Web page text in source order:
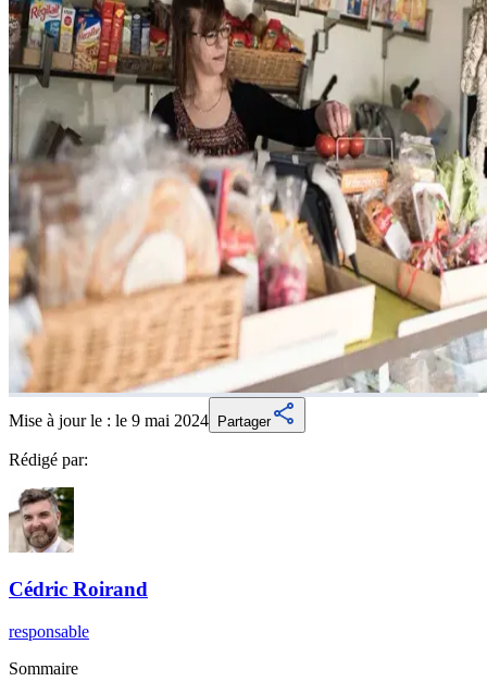
Mise à jour le : le 9 mai 2024 Partager
Rédigé par:
Cédric Roirand
responsable
Sommaire